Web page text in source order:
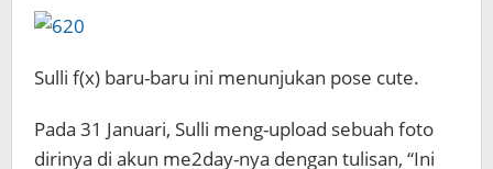
Sulli f(x) baru-baru ini menunjukan pose cute.
Pada 31 Januari, Sulli meng-upload sebuah foto
dirinya di akun me2day-nya dengan tulisan, “Ini